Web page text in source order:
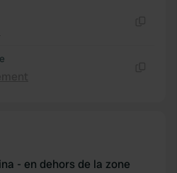
- en dehors de la zone